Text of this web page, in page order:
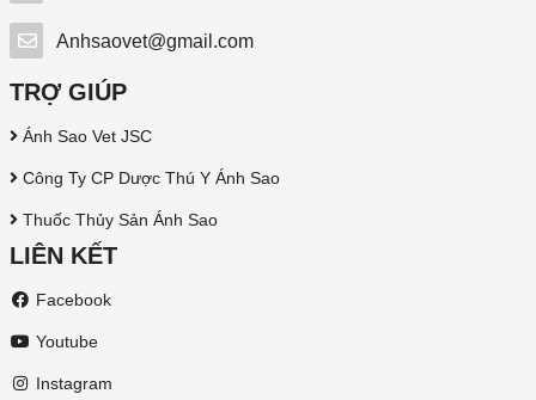
Anhsaovet@gmail.com
TRỢ GIÚP
Ánh Sao Vet JSC
Công Ty CP Dược Thú Y Ánh Sao
Thuốc Thủy Sản Ánh Sao
LIÊN KẾT
Facebook
Youtube
Instagram